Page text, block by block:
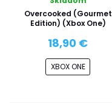
Overcooked (Gourmet
Edition) (Xbox One)
18,90 €
XBOX ONE